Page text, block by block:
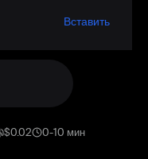
Вставить
$0.02 0-10 мин